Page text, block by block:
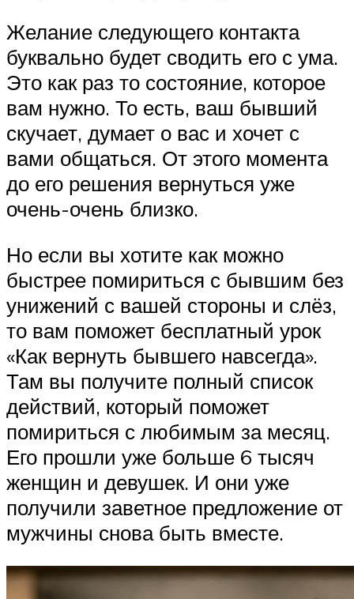
Желание следующего контакта
буквально будет сводить его с ума.
Это как раз то состояние, которое
вам нужно. То есть, ваш бывший
скучает, думает о вас и хочет с
вами общаться. От этого момента
до его решения вернуться уже
очень-очень близко.
Но если вы хотите как можно
быстрее помириться с бывшим без
унижений с вашей стороны и слёз,
то вам поможет бесплатный урок
«Как вернуть бывшего навсегда».
Там вы получите полный список
действий, который поможет
помириться с любимым за месяц.
Его прошли уже больше 6 тысяч
женщин и девушек. И они уже
получили заветное предложение от
мужчины снова быть вместе.